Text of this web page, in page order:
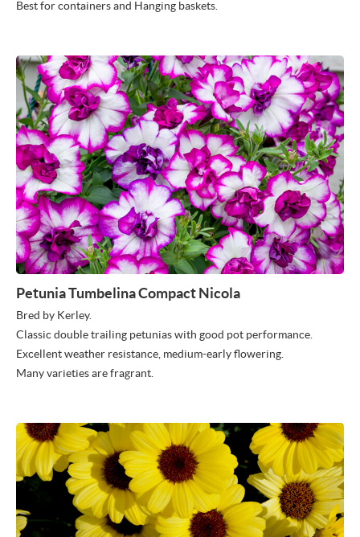
Best for containers and Hanging baskets.
Petunia Tumbelina Compact Nicola
Bred by Kerley.
Classic double trailing petunias with good pot performance.
Excellent weather resistance, medium-early flowering.
Many varieties are fragrant.